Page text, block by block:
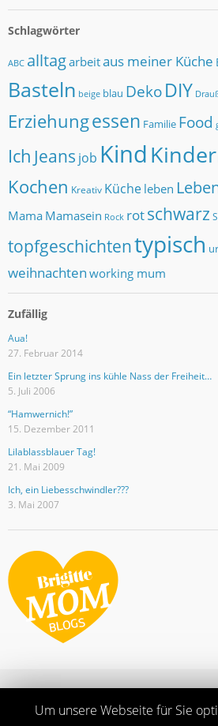
Schlagwörter
ABC alltagarbeitaus meiner Küche
Basteln beige blau Deko DIY
Erziehungessen Familie Food
Ich Jeans job KindKinder
Kochen Kreativ Küche leben
Mama Mamasein Rock rotschwarz
topfgeschichtentypisch
weihnachtenworking mum
Zufällig
Aua!
27. Februar 2014
Ein letzter Sprung ins kühle Nass der Freiheit…
5. Juli 2006
“Hamwernich!”
15. Dezember 2011
Lilablassblauer Tag!
21. Mai 2009
Ich, ein Liebesschwindler???
3. Mai 2007
Proudly powered by
Um unsere Webseite für Sie